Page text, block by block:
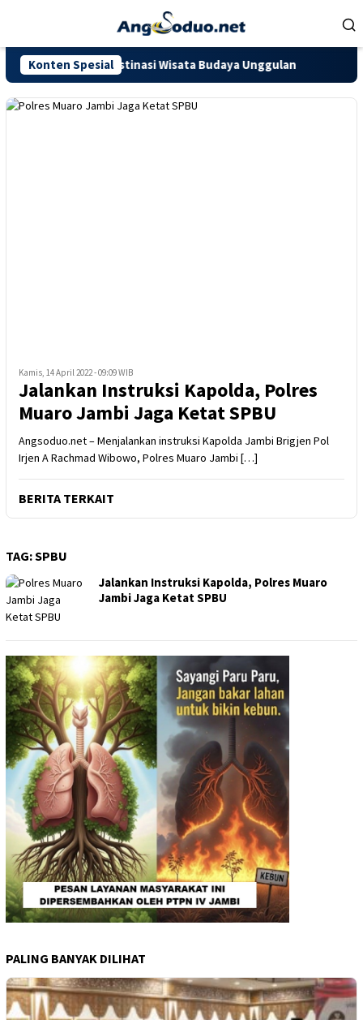
Konten Spesial
Jadi Destinasi Wisata Budaya Unggulan
Kamis, 14 April 2022 - 09:09 WIB
Jalankan Instruksi Kapolda, Polres
Muaro Jambi Jaga Ketat SPBU
Angsoduo.net – Menjalankan instruksi Kapolda Jambi Brigjen Pol
Irjen A Rachmad Wibowo, Polres Muaro Jambi […]
BERITA TERKAIT
TAG:SPBU
Jalankan Instruksi Kapolda, Polres Muaro
Jambi Jaga Ketat SPBU
PALING BANYAK DILIHAT